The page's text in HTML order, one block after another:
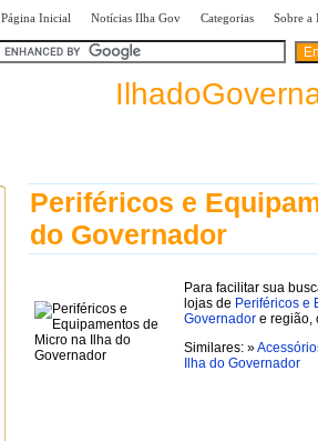
Página Inicial Notícias Ilha Gov Categorias Sobre a
Periféricos e
do Governador
Para facilitar sua
lojas de Periféricos e
Governador e região,
Similares: »
Ilha do Governador